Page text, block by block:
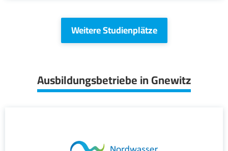
Weitere Studienplätze
Ausbildungsbetriebe in Gnewitz